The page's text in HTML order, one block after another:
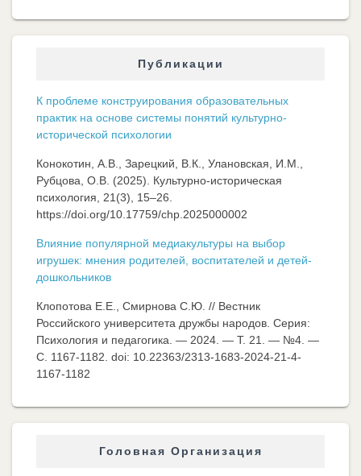
Публикации
К проблеме конструирования образовательных
практик на основе системы понятий культурно-
исторической психологии
Конокотин, А.В., Зарецкий, В.К., Улановская, И.М.,
Рубцова, О.В. (2025). Культурно-историческая
психология, 21(3), 15–26.
https://doi.org/10.17759/chp.2025000002
Влияние популярной медиакультуры на выбор
игрушек: мнения родителей, воспитателей и детей-
дошкольников
Клопотова Е.Е., Смирнова С.Ю. // Вестник
Российского университета дружбы народов. Серия:
Психология и педагогика. — 2024. — Т. 21. — №4. —
C. 1167-1182. doi: 10.22363/2313-1683-2024-21-4-
1167-1182
Головная Организация